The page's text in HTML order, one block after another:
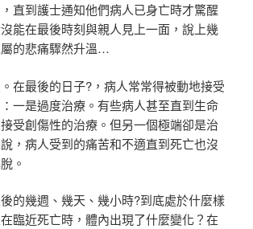
直到護士通知他們病人已身亡時才驚醒
能在最後時刻與親人見上一面，說上幾
的悲痛驟然升溫…
在最後的日子?，病人常常得被動地接受
一是過度治療。有些病人甚至直到生命
受創傷性的治療。但另一個極端卻是治
，病人受到的痛苦和不適直到死亡也沒
。
的幾週、幾天、幾小時?到底處於什麼樣
臨近死亡時，體內出現了什麼變化？在